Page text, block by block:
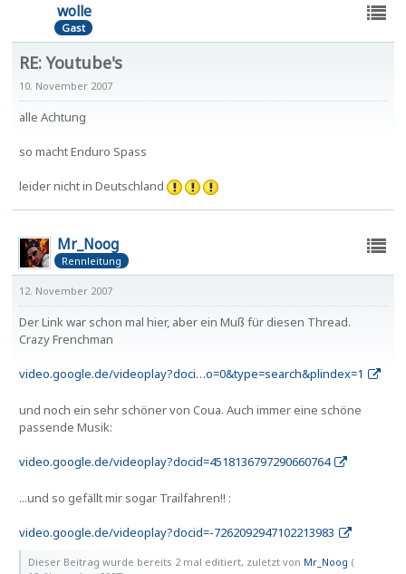
wolle
Gast
RE: Youtube's
10. November 2007
alle Achtung
so macht Enduro Spass
leider nicht in Deutschland
Mr_Noog
Rennleitung
12. November 2007
Der Link war schon mal hier, aber ein Muß für diesen Thread.
Crazy Frenchman
video.google.de/videoplay?doci…o=0&type=search&plindex=1
und noch ein sehr schöner von Coua. Auch immer eine schöne
passende Musik:
video.google.de/videoplay?docid=4518136797290660764
...und so gefällt mir sogar Trailfahren!! :
video.google.de/videoplay?docid=-7262092947102213983
Dieser Beitrag wurde bereits 2 mal editiert, zuletzt von Mr_Noog (